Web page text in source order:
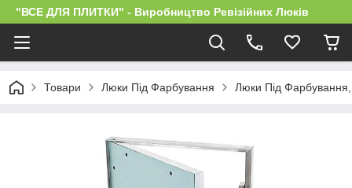
"ВСЕ ДЛЯ ПЛИТКИ" - Виробництво Ревізійних Люків
Товари Люки Під Фарбування Люки Під